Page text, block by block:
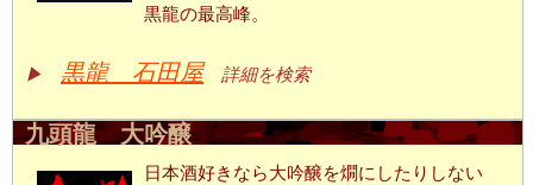
黒龍の最高峰。
▶ 黒龍 石田屋詳細を検索
九頭龍 大吟醸
日本酒好きなら大吟醸を燗にしたりしない